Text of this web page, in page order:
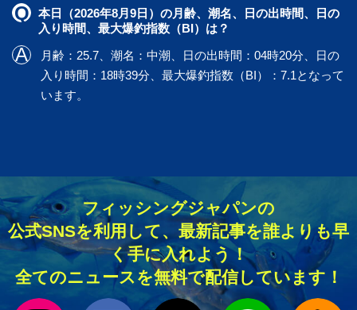
本日（2026年8月9日）の月齢、潮名、日の出時間、日の
入り時間、最大爆釣指数（BI）は？
月齢：25.7、潮名：中潮、日の出時間：04時20分、日の
入り時間：18時39分、最大爆釣指数（BI）：7.1となって
います。
フィッシングジャパンの
公式SNSを利用して、最新記事を誰よりも早
く手に入れよう！
全てのニュースを無料で配信しています！